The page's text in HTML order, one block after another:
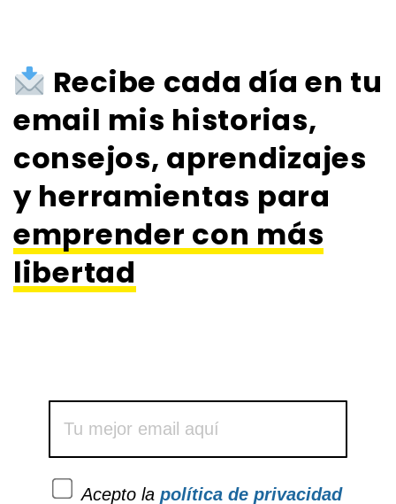
Recibe cada día en tu
email mis historias,
consejos, aprendizajes
y herramientas para
emprender con más
libertad
Acepto la política de privacidad